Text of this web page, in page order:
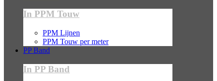
In PPM Touw
PPM Lijnen
PPM Touw per meter
PP Band
In PP Band